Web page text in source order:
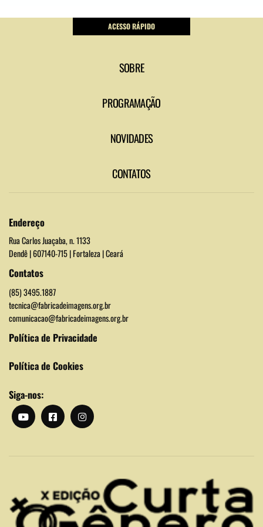
ACESSO RÁPIDO
SOBRE
PROGRAMAÇÃO
NOVIDADES
CONTATOS
Endereço
Rua Carlos Juaçaba, n. 1133
Dendê | 607140-715 | Fortaleza | Ceará
Contatos
(85) 3495.1887
tecnica@fabricadeimagens.org.br
comunicacao@fabricadeimagens.org.br
Política de Privacidade
Política de Cookies
Siga-nos: